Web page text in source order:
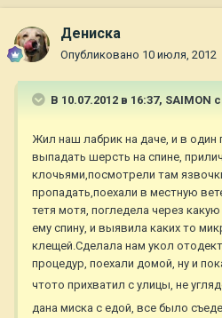
Дениска
Опубликовано 10 июля, 2012
В 10.07.2012 в 16:37, SAIMON
Жил наш лабрик на даче, и в один
выпадать шерсть на спине,
клочьями,посмотрели там
пропадать,поехали в местную
тетя мотя, погледела через
ему спину, и выявила каких то
клещей.Сделала нам укол
процедур, поехали домой, ну и
чтото прихватил с улицы, не
дана миска с едой, все было